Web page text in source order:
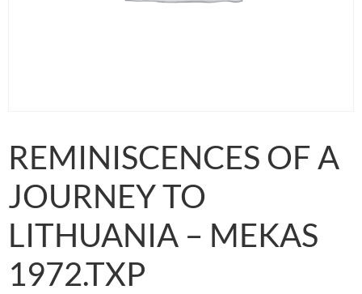
REMINISCENCES OF A
JOURNEY TO
LITHUANIA – MEKAS
1972.TXP